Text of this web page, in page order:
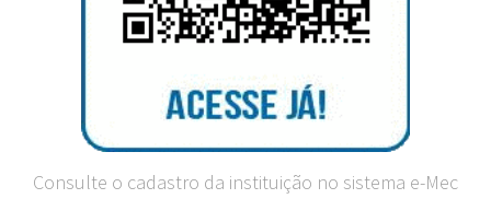
Consulte o cadastro da instituição no sistema e-Mec